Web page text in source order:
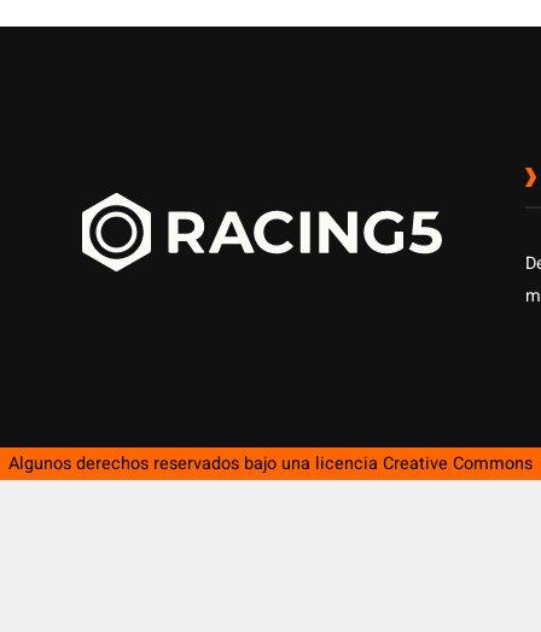
Algunos derechos reservados bajo una licencia Creative Commons